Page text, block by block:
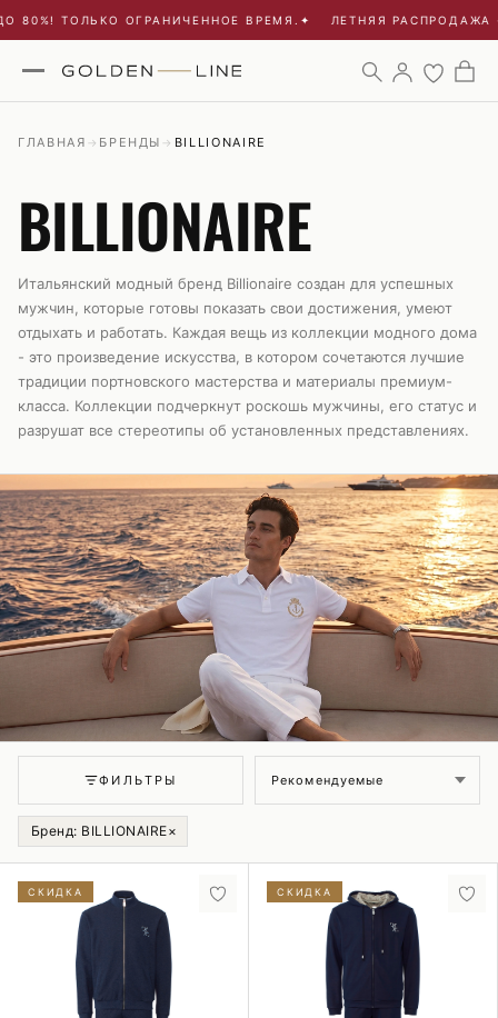
ТОЛЬКО ОГРАНИЧЕННОЕ ВРЕМЯ.✦ ЛЕТНЯЯ РАСПРОДАЖА -
ГЛАВНАЯ → БРЕНДЫ → BILLIONAIRE
BILLIONAIRE
Итальянский модный бренд Billionaire создан для успешных
мужчин, которые готовы показать свои достижения, умеют
отдыхать и работать. Каждая вещь из коллекции модного дома
- это произведение искусства, в котором сочетаются лучшие
традиции портновского мастерства и материалы премиум-
класса. Коллекции подчеркнут роскошь мужчины, его статус и
разрушат все стереотипы об установленных представлениях.
ФИЛЬТРЫ
Бренд: BILLIONAIRE×
СКИДКА СКИДКА